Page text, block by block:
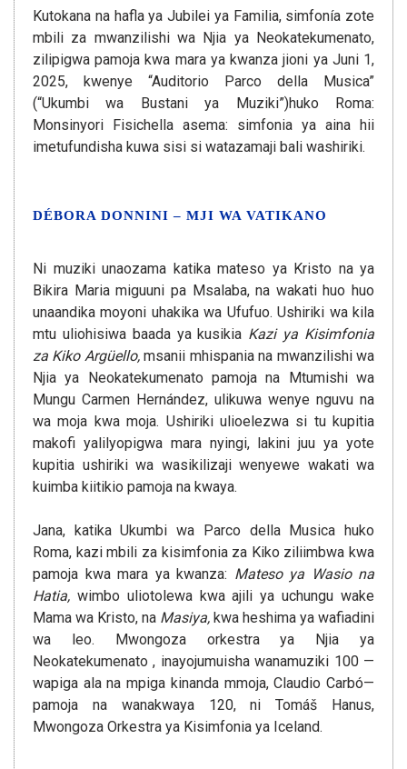
Kutokana na hafla ya Jubilei ya Familia, simfonía zote
mbili za mwanzilishi wa Njia ya Neokatekumenato,
zilipigwa pamoja kwa mara ya kwanza jioni ya Juni 1,
2025, kwenye “Auditorio Parco della Musica”
(“Ukumbi wa Bustani ya Muziki”)huko Roma:
Monsinyori Fisichella asema: simfonia ya aina hii
imetufundisha kuwa sisi si watazamaji bali washiriki.
DÉBORA DONNINI – MJI WA VATIKANO
Ni muziki unaozama katika mateso ya Kristo na ya
Bikira Maria miguuni pa Msalaba, na wakati huo huo
unaandika moyoni uhakika wa Ufufuo. Ushiriki wa kila
mtu uliohisiwa baada ya kusikia Kazi ya Kisimfonia
za Kiko Argüello,msanii mhispania na mwanzilishi wa
Njia ya Neokatekumenato pamoja na Mtumishi wa
Mungu Carmen Hernández, ulikuwa wenye nguvu na
wa moja kwa moja. Ushiriki ulioelezwa si tu kupitia
makofi yalilyopigwa mara nyingi, lakini juu ya yote
kupitia ushiriki wa wasikilizaji wenyewe wakati wa
kuimba kiitikio pamoja na kwaya.
Jana, katika Ukumbi wa Parco della Musica huko
Roma, kazi mbili za kisimfonia za Kiko ziliimbwa kwa
pamoja kwa mara ya kwanza: Mateso ya Wasio na
Hatia, wimbo uliotolewa kwa ajili ya uchungu wake
Mama wa Kristo, na Masiya, kwa heshima ya wafiadini
wa leo. Mwongoza orkestra ya Njia ya
Neokatekumenato , inayojumuisha wanamuziki 100 —
wapiga ala na mpiga kinanda mmoja, Claudio Carbó—
pamoja na wanakwaya 120, ni Tomáš Hanus,
Mwongoza Orkestra ya Kisimfonia ya Iceland.